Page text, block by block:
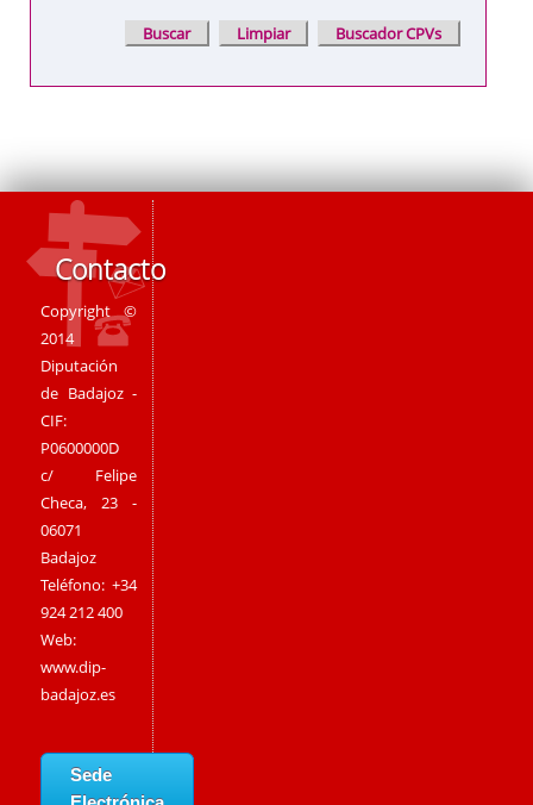
Contacto
Copyright ©
2014
Diputación
de Badajoz -
CIF:
P0600000D
c/ Felipe
Checa, 23 -
06071
Badajoz
Teléfono: +34
924 212 400
Web:
www.dip-
badajoz.es
Sede